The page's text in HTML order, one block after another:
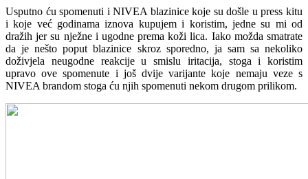
Usputno ću spomenuti i NIVEA blazinice koje su došle u press kitu
i koje već godinama iznova kupujem i koristim, jedne su mi od
dražih jer su nježne i ugodne prema koži lica. Iako možda smatrate
da je nešto poput blazinice skroz sporedno, ja sam sa nekoliko
doživjela neugodne reakcije u smislu iritacija, stoga i koristim
upravo ove spomenute i još dvije varijante koje nemaju veze s
NIVEA brandom stoga ću njih spomenuti nekom drugom prilikom.